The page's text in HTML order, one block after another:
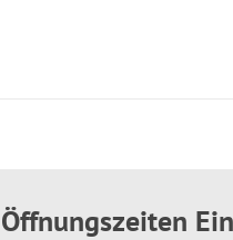
Öffnungszeiten